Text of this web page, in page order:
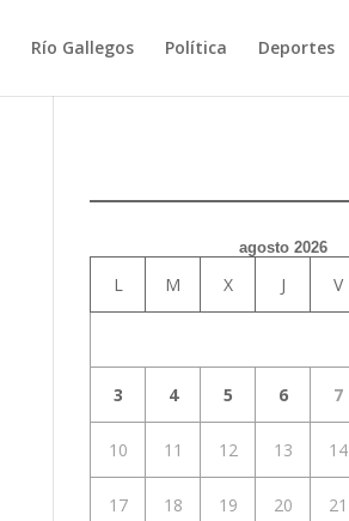
Río Gallegos Política Deportes
agosto 2026
L M X J V
3 4 5 6 7
10 11 12 13 14
17 18 19 20 21